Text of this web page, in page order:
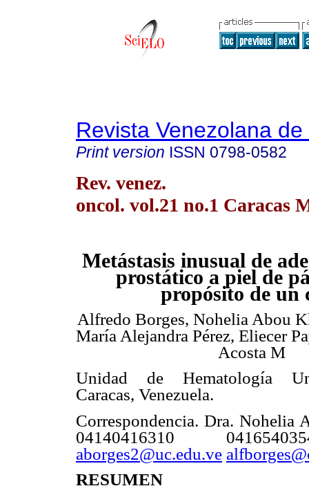
Revista Venezolana
Print version ISSN 0798-0582
Rev. venez.
oncol. vol.21 no.1 Caracas
Metástasis inusual de
prostático a piel de
propósito de un
Alfredo Borges, Nohelia Abou
María Alejandra Pérez, Eliecer
Acosta M
Unidad de Hematología
Caracas, Venezuela.
Correspondencia. Dra. Nohelia
04140416310
aborges2@uc.edu.ve
RESUMEN